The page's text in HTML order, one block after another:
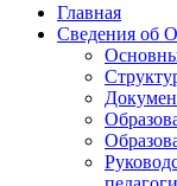
Главная
Сведения об